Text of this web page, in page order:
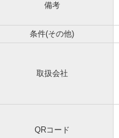
備考
条件(その他)
取扱会社
QRコード